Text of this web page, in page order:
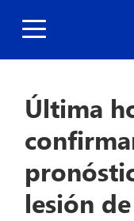
Última
lesión